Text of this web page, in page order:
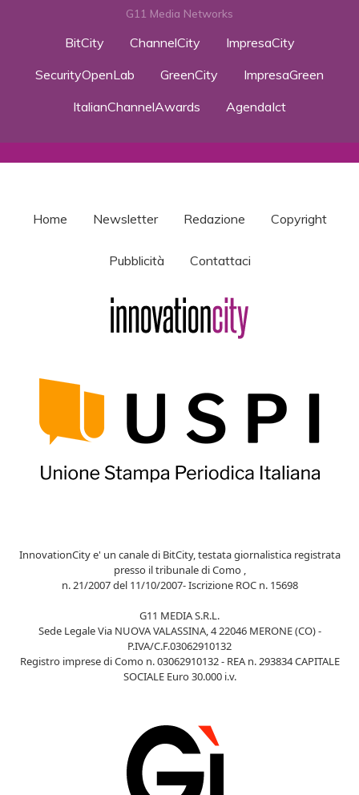
G11 Media Networks
BitCity ChannelCity
ImpresaCity
SecurityOpenLab
GreenCity
ImpresaGreen
ItalianChannelAwards
AgendaIct
Home Newsletter Redazione Copyright
Pubblicità Contattaci
InnovationCity e' un canale di BitCity, testata giornalistica registrata
presso il tribunale di Como ,
n. 21/2007 del 11/10/2007- Iscrizione ROC n. 15698
G11 MEDIA S.R.L.
Sede Legale Via NUOVA VALASSINA, 4 22046 MERONE (CO) -
P.IVA/C.F.03062910132
Registro imprese di Como n. 03062910132 - REA n. 293834 CAPITALE
SOCIALE Euro 30.000 i.v.